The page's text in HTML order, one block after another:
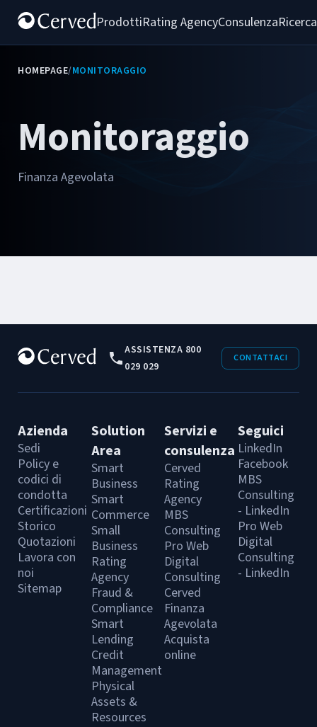
ProdottiRating AgencyConsulenza
HOMEPAGE/MONITORAGGIO
Monitoraggio
Finanza Agevolata
ASSISTENZA 800
029 029
CONTATTACI
Azienda
Sedi
Policy e
codici di
condotta
Certificazioni
Storico
Quotazioni
Lavora con
noi
Sitemap
Solution
Area
Smart
Business
Smart
Commerce
Small
Business
Rating
Agency
Fraud &
Compliance
Smart
Lending
Credit
Management
Physical
Assets &
Resources
Servizi e
consulenza
Cerved
Rating
Agency
MBS
Consulting
Pro Web
Digital
Consulting
Cerved
Finanza
Agevolata
Acquista
online
Seguici
LinkedIn
Facebook
MBS
Consulting
- LinkedIn
Pro Web
Digital
Consulting
- LinkedIn